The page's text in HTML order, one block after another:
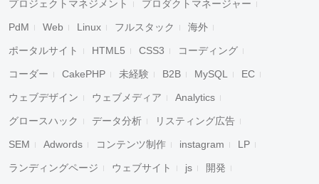
プロジェクトマネジメント プロダクトマネージャー
PdM Web Linux フルスタック 海外
ポータルサイト HTML5 CSS3 コーディング
コーダー CakePHP 未経験 B2B MySQL EC
ウェブデザイン ウェブメディア Analytics
グロースハック データ分析 リスティング広告
SEM Adwords コンテンツ制作 instagram LP
ランディングページ ウェブサイト js 開発